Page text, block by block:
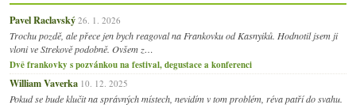
Pavel Raclavský 26. 1. 2026
Trochu pozdě, ale přece jen bych reagoval na Frankovku od Kasnyiků. Hodnotil jsem ji
vloni ve Strekově podobně. Ovšem z…
Dvě frankovky s pozvánkou na festival, degustace a konferenci
William Vaverka 10. 12. 2025
Pokud se bude klučit na správných místech, nevidím v tom problém, réva patří do svahu.